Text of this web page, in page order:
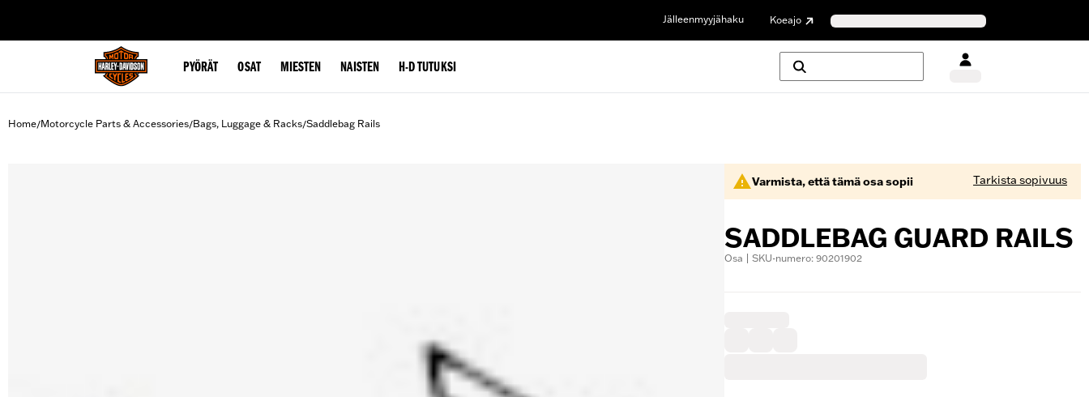
Jälleenmyyjähaku Koeajo
PYÖRÄT OSAT MIESTEN NAISTEN H-D TUTUKSI
Home/Motorcycle Parts & Accessories/Bags, Luggage & Racks/Saddlebag Rails
Varmista, että tämä osa sopii Tarkista sopivuus
SADDLEBAG GUARD RAILS
Osa | SKU-numero: 90201902